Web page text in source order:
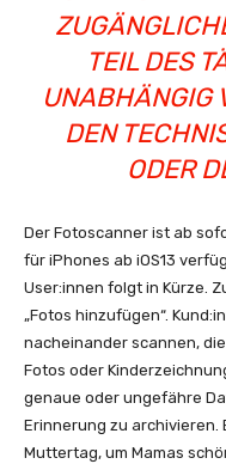
TEIL DES
UNABHÄNGIG
DEN
ODER
Der Fotoscanner ist ab
für iPhones ab iOS13
User:innen folgt in Kürze.
„Fotos hinzufügen“.
nacheinander scannen,
Fotos oder
genaue oder ungefähre
Erinnerung zu archivieren.
Muttertag, um Mamas